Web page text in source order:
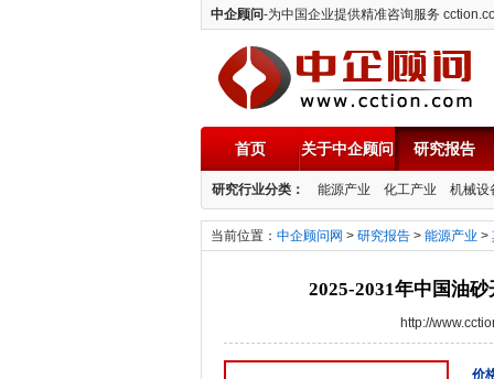
中企顾问-为中国企业提供精准咨询服务
中企顾问
首页 关于中企顾问 研究报告
研究行业分类： 能源产业 化工产业 机械设
当前位置： 中企顾问网 > 研究报告 > 能源产业 >
2025-2031年中国油
http://
价